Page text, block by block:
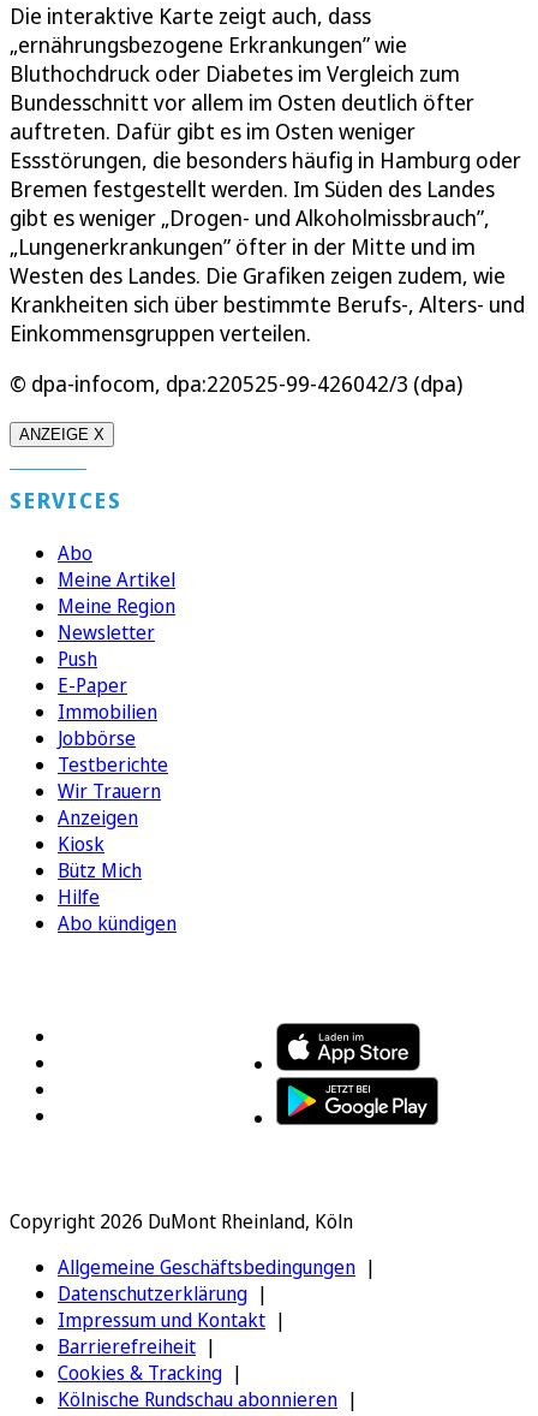
Die interaktive Karte zeigt auch, dass
„ernährungsbezogene Erkrankungen” wie
Bluthochdruck oder Diabetes im Vergleich zum
Bundesschnitt vor allem im Osten deutlich öfter
auftreten. Dafür gibt es im Osten weniger
Essstörungen, die besonders häufig in Hamburg oder
Bremen festgestellt werden. Im Süden des Landes
gibt es weniger „Drogen- und Alkoholmissbrauch”,
„Lungenerkrankungen” öfter in der Mitte und im
Westen des Landes. Die Grafiken zeigen zudem, wie
Krankheiten sich über bestimmte Berufs-, Alters- und
Einkommensgruppen verteilen.
© dpa-infocom, dpa:220525-99-426042/3 (dpa)
ANZEIGE X
SERVICES
Abo
Meine Artikel
Meine Region
Newsletter
Push
E-Paper
Immobilien
Jobbörse
Testberichte
Wir Trauern
Anzeigen
Kiosk
Bütz Mich
Hilfe
Abo kündigen
Copyright 2026 DuMont Rheinland, Köln
Allgemeine Geschäftsbedingungen
Datenschutzerklärung
Impressum und Kontakt
Barrierefreiheit
Cookies & Tracking
Kölnische Rundschau abonnieren